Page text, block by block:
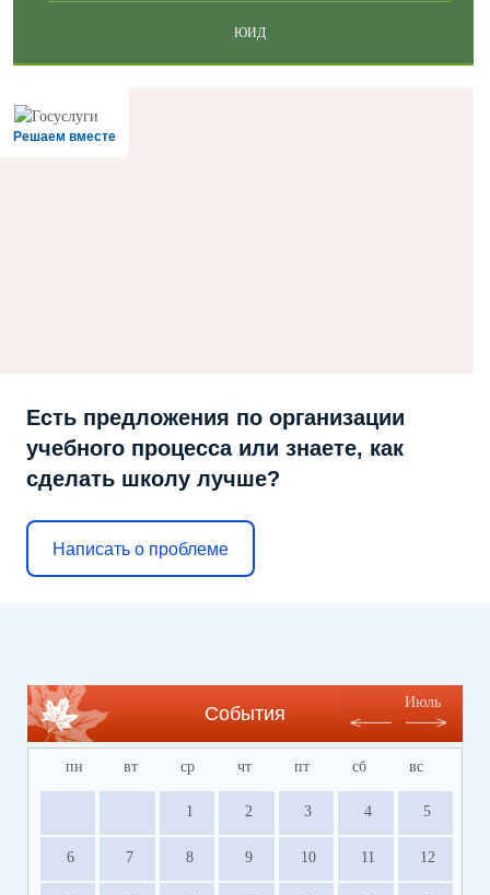
ЮИД
Решаем вместе
Есть предложения по организации
учебного процесса или знаете, как
сделать школу лучше?
Написать о проблеме
События
Июль
пн вт ср чт пт сб вс
1 2 3 4 5
6 7 8 9 10 11 12